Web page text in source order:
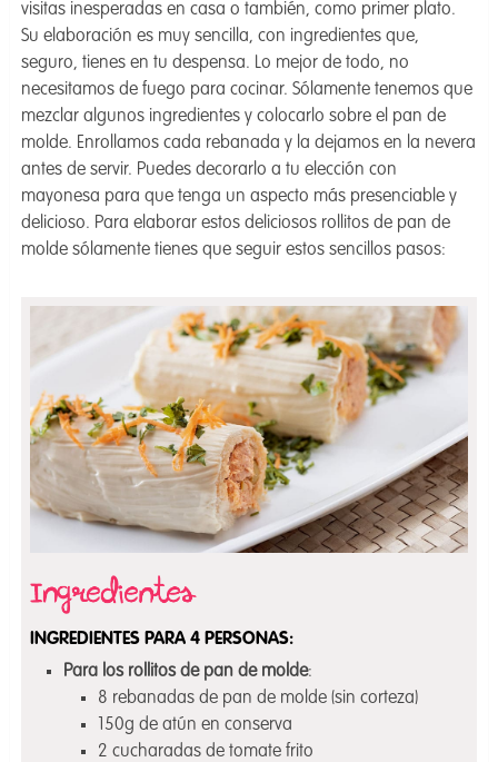
visitas inesperadas en casa o también, como primer plato.
Su elaboración es muy sencilla, con ingredientes que,
seguro, tienes en tu despensa. Lo mejor de todo, no
necesitamos de fuego para cocinar. Sólamente tenemos que
mezclar algunos ingredientes y colocarlo sobre el pan de
molde. Enrollamos cada rebanada y la dejamos en la nevera
antes de servir. Puedes decorarlo a tu elección con
mayonesa para que tenga un aspecto más presenciable y
delicioso. Para elaborar estos deliciosos rollitos de pan de
molde sólamente tienes que seguir estos sencillos pasos:
INGREDIENTES PARA 4 PERSONAS:
Para los rollitos de pan de molde:
8 rebanadas de pan de molde (sin corteza)
150g de atún en conserva
2 cucharadas de tomate frito